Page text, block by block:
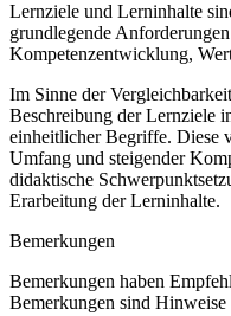
Lernziele und Lerninhalte
grundlegende
Kompetenzentwicklung,
Im Sinne der
Beschreibung der Lernziele
einheitlicher Begriffe. Diese
Umfang und steigender
didaktische
Erarbeitung der Lerninhalte.
Bemerkungen
Bemerkungen haben
Bemerkungen sind